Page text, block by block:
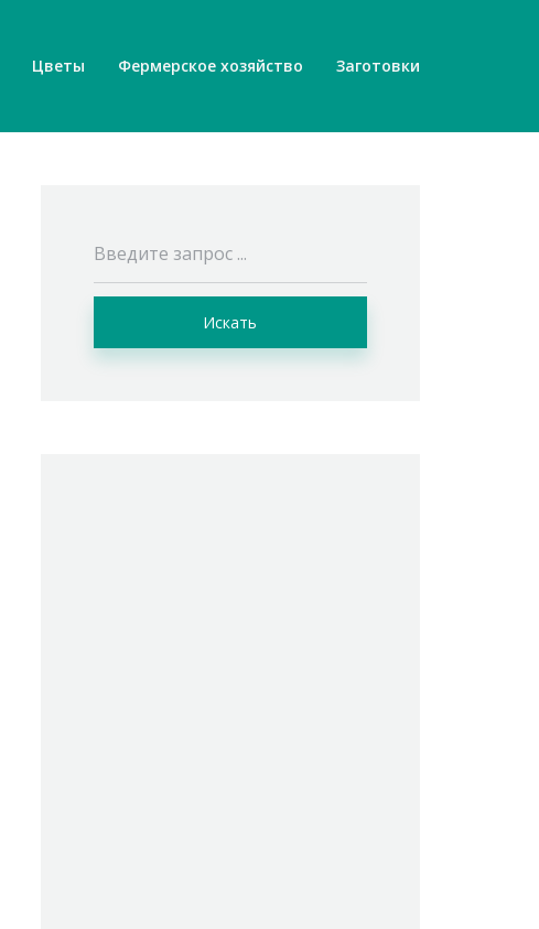
Цветы Фермерское хозяйство Заготовки
Искать